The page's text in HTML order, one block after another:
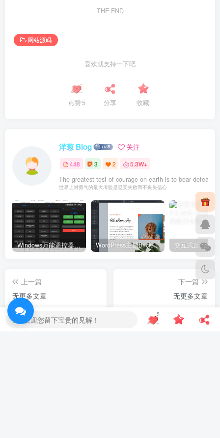
THE END
网站源码
喜欢就支持一下吧
点赞5 分享 收藏
洋葱 Blog 关注
448 3 2 5.3W+
The greatest test of courage on earth is to bear defeat
世界上对勇气的最大考验是忍受失败而不丧失信心
Windows万能遥控器 V0.1 WordPress主题Bricks v1.9 破解版
上一篇
无更多文章
下一篇
无更多文章
欢迎您留下宝贵的见解！
5